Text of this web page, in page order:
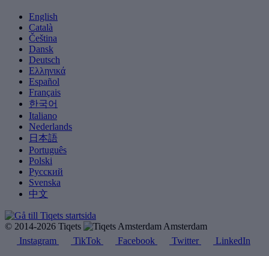
English
Català
Čeština
Dansk
Deutsch
Ελληνικά
Español
Français
한국어
Italiano
Nederlands
日本語
Português
Polski
Русский
Svenska
中文
© 2014-2026 Tiqets
Amsterdam
Instagram
TikTok Facebook Twitter LinkedIn